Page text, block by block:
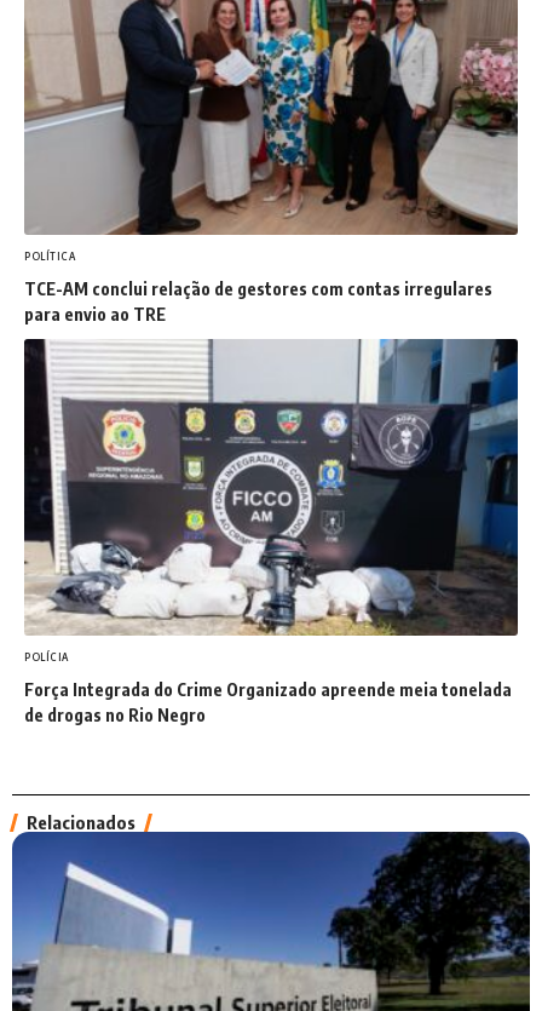
POLÍTICA
TCE-AM conclui relação de gestores com contas irregulares
para envio ao TRE
POLÍCIA
Força Integrada do Crime Organizado apreende meia tonelada
de drogas no Rio Negro
Relacionados